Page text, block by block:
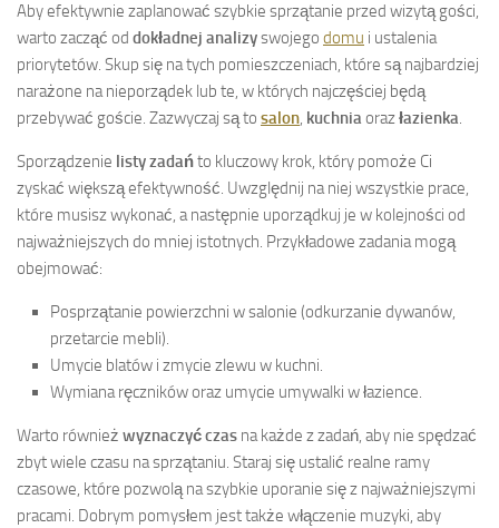
Aby efektywnie zaplanować szybkie sprzątanie przed wizytą gości,
warto zacząć od dokładnej analizyswojego domu i ustalenia
priorytetów. Skup się na tych pomieszczeniach, które są najbardziej
narażone na nieporządek lub te, w których najczęściej będą
przebywać goście. Zazwyczaj są to salon, kuchniaorazłazienka.
Sporządzenie listy zadańto kluczowy krok, który pomoże Ci
zyskać większą efektywność. Uwzględnij na niej wszystkie prace,
które musisz wykonać, a następnie uporządkuj je w kolejności od
najważniejszych do mniej istotnych. Przykładowe zadania mogą
obejmować:
Posprzątanie powierzchni w salonie (odkurzanie dywanów,
przetarcie mebli).
Umycie blatów i zmycie zlewu w kuchni.
Wymiana ręczników oraz umycie umywalki w łazience.
Warto również wyznaczyć czas na każde z zadań, aby nie spędzać
zbyt wiele czasu na sprzątaniu. Staraj się ustalić realne ramy
czasowe, które pozwolą na szybkie uporanie się z najważniejszymi
pracami. Dobrym pomysłem jest także włączenie muzyki, aby